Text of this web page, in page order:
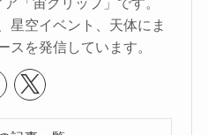
星空イベント、天体にま
スを発信しています。